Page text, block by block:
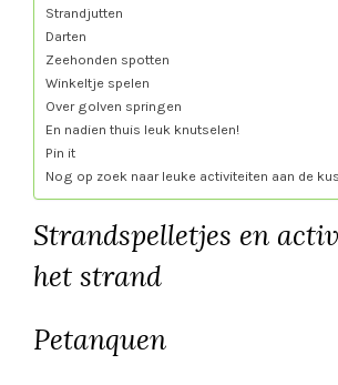
Strandjutten
Darten
Zeehonden spotten
Winkeltje spelen
Over golven springen
En nadien thuis leuk knutselen!
Pin it
Nog op zoek naar leuke activiteiten aan de
Strandspelletjes en
het strand
Petanquen